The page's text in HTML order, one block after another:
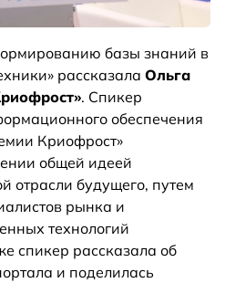
базы знаний в
рассказала Ольга
. Спикер
обеспечения
Криофрост»
общей идеей
отрасли будущего, путем
рынка и
технологий
спикер рассказала об
и поделилась